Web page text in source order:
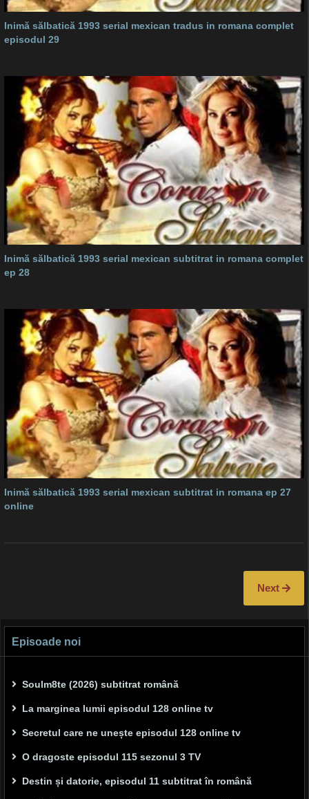
Inimă sălbatică 1993 serial mexican tradus in romana complet
episodul 29
Inimă sălbatică 1993 serial mexican subtitrat in romana complet
ep 28
Inimă sălbatică 1993 serial mexican subtitrat in romana ep 27
online
Next
Episoade noi
Soulm8te (2026) subtitrat română
La marginea lumii episodul 128 online tv
Secretul care ne unește episodul 128 online tv
O dragoste episodul 115 sezonul 3 TV
Destin și datorie, episodul 11 subtitrat în română